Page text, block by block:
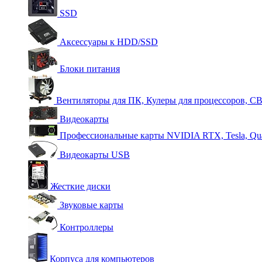
SSD
Аксессуары к HDD/SSD
Блоки питания
Вентиляторы для ПК, Кулеры для процессоров,
Видеокарты
Профессиональные карты NVIDIA RTX, Tesla,
Видеокарты USB
Жесткие диски
Звуковые карты
Контроллеры
Корпуса для компьютеров